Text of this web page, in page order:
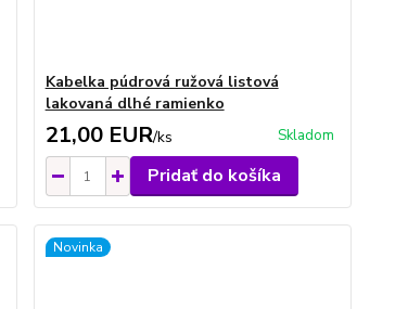
Kabelka púdrová ružová listová
lakovaná dlhé ramienko
21,00 EUR/ks Skladom
Pridať do košíka
Novinka